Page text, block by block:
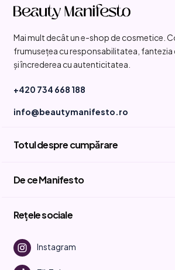
Mai mult decât un e-shop de cosmetice.
frumusețea cu responsabilitatea, fantezia
și încrederea cu autenticitatea.
+420 734 668 188
info@beautymanifesto.ro
Totul despre cumpărare
De ce Manifesto
Rețele sociale
Instagram